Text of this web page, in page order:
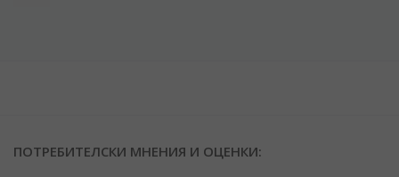
ПОТРЕБИТЕЛСКИ МНЕНИЯ И ОЦЕНКИ: